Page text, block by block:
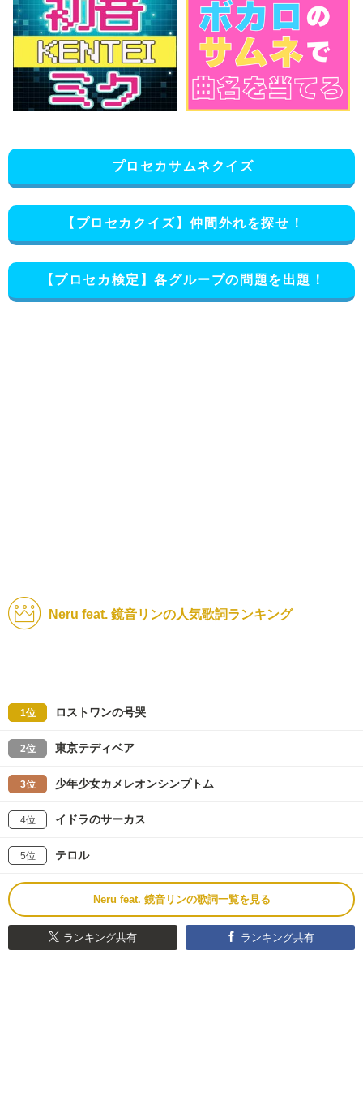
プロセカサムネクイズ
【プロセカクイズ】仲間外れを探せ！
【プロセカ検定】各グループの問題を出題！
Neru feat. 鏡音リンの人気歌詞ランキング
1位 ロストワンの号哭
2位 東京テディベア
3位 少年少女カメレオンシンプトム
4位 イドラのサーカス
5位 テロル
Neru feat. 鏡音リンの歌詞一覧を見る
ランキング共有 ランキング共有